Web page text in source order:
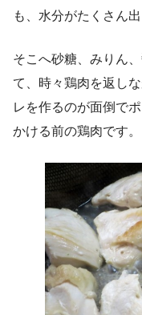
も、水分がたくさん出
そこへ砂糖、みりん
て、時々鶏肉を返し
レを作るのが面倒で
かける前の鶏肉です。